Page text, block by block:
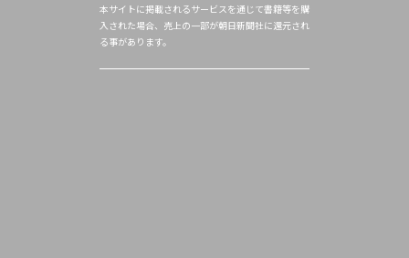
本サイトに掲載されるサービスを通じて書籍等を購
入された場合、売上の一部が朝日新聞社に還元され
る事があります。